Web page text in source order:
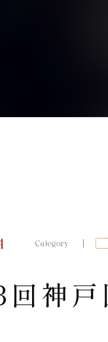
Category
回神